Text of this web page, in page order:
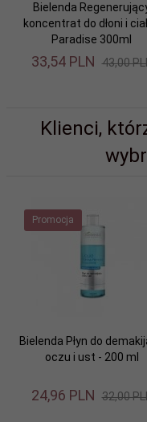
Bielenda
koncentrat do dłoni i
Paradise 300ml
33,54 PLN 43,00
Klienci,
Promocja
Bielenda Płyn do
oczu i ust - 200 ml
24,96 PLN 32,00